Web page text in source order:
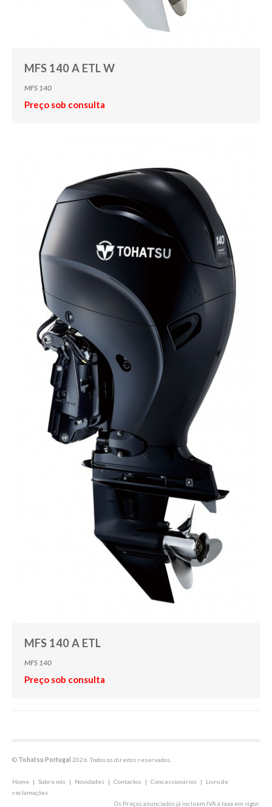
MFS 140 A ETL W
MFS 140
Preço sob consulta
MFS 140 A ETL
MFS 140
Preço sob consulta
© Tohatsu Portugal 2026. Todos os direitos reservados.
Home | Sobre nós | Novidades | Contactos | Concessionários | Livro de
reclamações
Os Preços anunciados já incluem IVA à taxa em vigor.